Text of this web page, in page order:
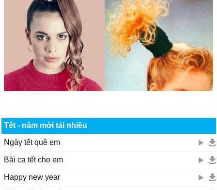
Tết - năm mới tải nhiều
Ngày tết quê em
Bài ca tết cho em
Happy new year